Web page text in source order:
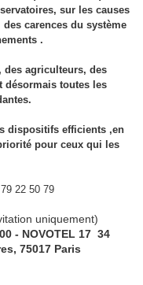
sur les causes
carences du système
.
des agriculteurs, des
désormais toutes les
dispositifs efficients ,en
pour ceux qui les
22 50 79
uniquement)
- NOVOTEL 17 34
75017 Paris